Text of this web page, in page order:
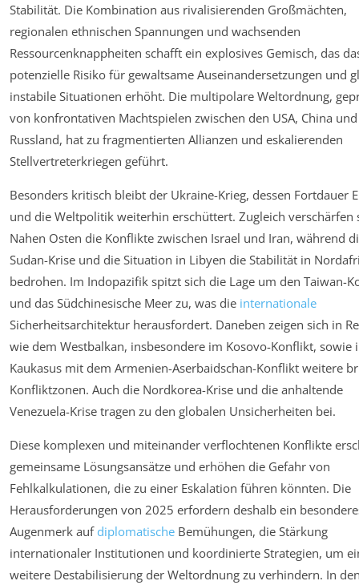
Stabilität. Die Kombination aus rivalisierenden Großmächten,
regionalen ethnischen Spannungen und wachsenden
Ressourcenknappheiten schafft ein explosives Gemisch, das
potenzielle Risiko für gewaltsame Auseinandersetzungen und
instabile Situationen erhöht. Die multipolare Weltordnung,
von konfrontativen Machtspielen zwischen den USA, China und
Russland, hat zu fragmentierten Allianzen und eskalierenden
Stellvertreterkriegen geführt.
Besonders kritisch bleibt der Ukraine-Krieg, dessen Fortdauer
und die Weltpolitik weiterhin erschüttert. Zugleich verschärfen
Nahen Osten die Konflikte zwischen Israel und Iran, während
Sudan-Krise und die Situation in Libyen die Stabilität in
bedrohen. Im Indopazifik spitzt sich die Lage um den Taiwan-
und das Südchinesische Meer zu, was die internationale
Sicherheitsarchitektur herausfordert. Daneben zeigen sich in
wie dem Westbalkan, insbesondere im Kosovo-Konflikt, sowie
Kaukasus mit dem Armenien-Aserbaidschan-Konflikt weitere
Konfliktzonen. Auch die Nordkorea-Krise und die anhaltende
Venezuela-Krise tragen zu den globalen Unsicherheiten bei.
Diese komplexen und miteinander verflochtenen Konflikte
gemeinsame Lösungsansätze und erhöhen die Gefahr von
Fehlkalkulationen, die zu einer Eskalation führen könnten. Die
Herausforderungen von 2025 erfordern deshalb ein
Augenmerk auf diplomatische Bemühungen, die Stärkung
internationaler Institutionen und koordinierte Strategien, um
weitere Destabilisierung der Weltordnung zu verhindern. In